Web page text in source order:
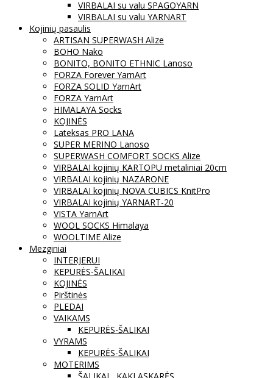
VIRBALAI su valu SPAGOYARN
VIRBALAI su valu YARNART
Kojinių pasaulis
ARTISAN SUPERWASH Alize
BOHO Nako
BONITO, BONITO ETHNIC Lanoso
FORZA Forever YarnArt
FORZA SOLID YarnArt
FORZA YarnArt
HIMALAYA Socks
KOJINĖS
Lateksas PRO LANA
SUPER MERINO Lanoso
SUPERWASH COMFORT SOCKS Alize
VIRBALAI kojinių KARTOPU metaliniai 20cm
VIRBALAI kojinių NAZARONE
VIRBALAI kojinių NOVA CUBICS KnitPro
VIRBALAI kojinių YARNART-20
VISTA YarnArt
WOOL SOCKS Himalaya
WOOLTIME Alize
Mezginiai
INTERJERUI
KEPURĖS-ŠALIKAI
KOJINĖS
Pirštinės
PLEDAI
VAIKAMS
KEPURĖS-ŠALIKAI
VYRAMS
KEPURĖS-ŠALIKAI
MOTERIMS